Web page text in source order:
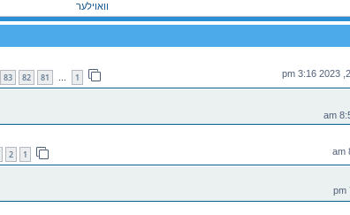
וואוילער
1
…
81
82
83
1
2